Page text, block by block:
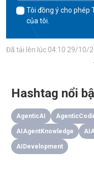
Tôi đồng ý cho phép
của tôi.
Đã tải lên lúc 04:10 29/10/
Hashtag nổi
AgenticAI
AIAgentKnowledge
AIDevelopment